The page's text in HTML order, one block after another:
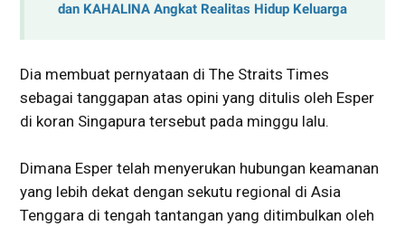
dan KAHALINA Angkat Realitas Hidup Keluarga
Dia membuat pernyataan di The Straits Times
sebagai tanggapan atas opini yang ditulis oleh Esper
di koran Singapura tersebut pada minggu lalu.
Dimana Esper telah menyerukan hubungan keamanan
yang lebih dekat dengan sekutu regional di Asia
Tenggara di tengah tantangan yang ditimbulkan oleh